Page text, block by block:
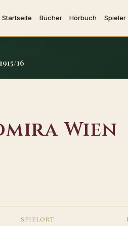
Startseite Bücher Hörbuch Spieler
16
Wien
SPIELORT